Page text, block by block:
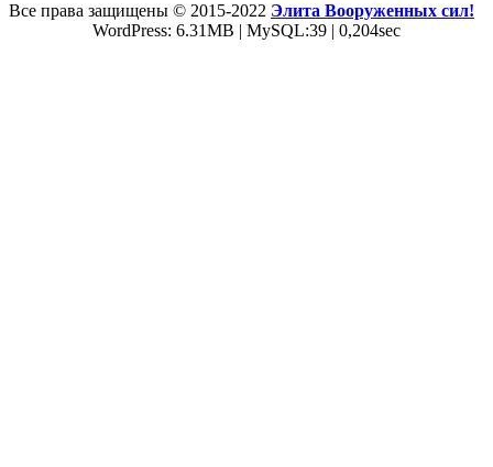
Все права защищены © 2015-2022 Элита Вооруженных сил!
WordPress: 6.31MB | MySQL:39 | 0,204sec